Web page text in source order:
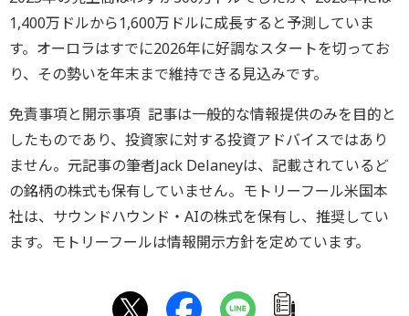
1,400万ドルから1,600万ドルに成長すると予測していま
す。オーロラはすでに2026年に好調なスタートを切ってお
り、その勢いを年末まで維持できる見込みです。
免責事項と開示事項 記事は一般的な情報提供のみを目的と
したものであり、投資家に対する投資アドバイスではあり
ません。元記事の筆者Jack Delaneyは、記載されているど
の銘柄の株式も保有していません。モトリーフール米国本
社は、サウンドハウンド・AIの株式を保有し、推奨してい
ます。モトリーフールは情報開示方針を定めています。